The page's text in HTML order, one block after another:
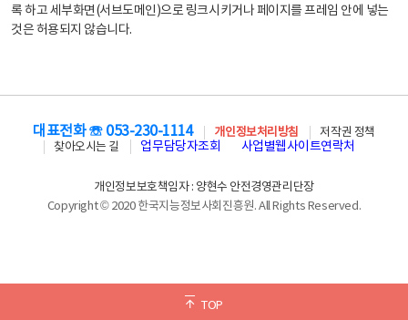
록 하고 세부화면(서브도메인)으로 링크시키거나 페이지를 프레임 안에 넣는
것은 허용되지 않습니다.
TOP
대표전화 ☏ 053-230-1114 개인정보처리방침
저작권 정책
찾아오시는 길
업무담당자조회 사업별웹사이트연락처
개인정보보호책임자 : 양현수 안전경영관리단장
Copyright © 2020 한국지능정보사회진흥원. All Rights Reserved.